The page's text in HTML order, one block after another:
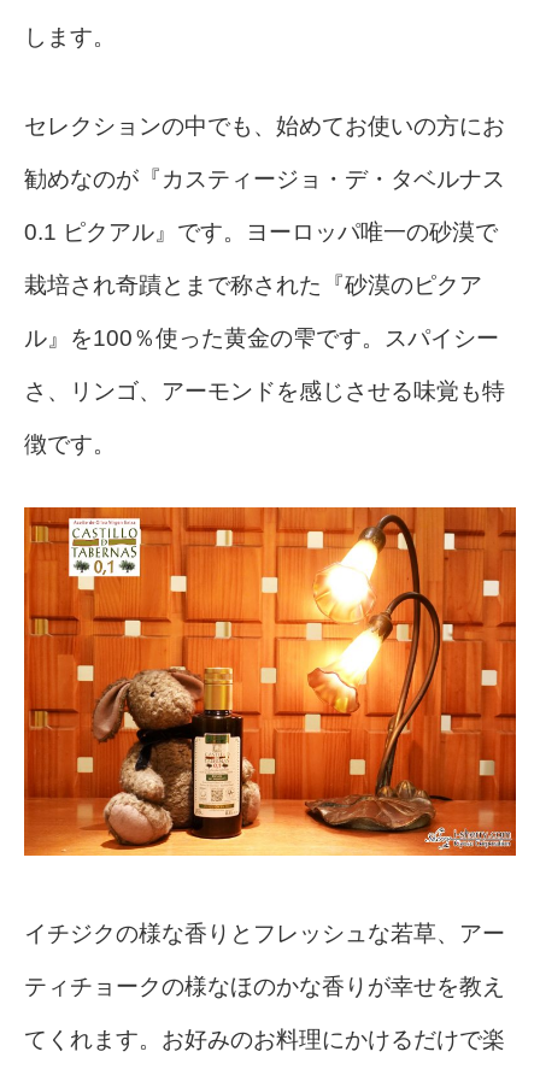
します。
セレクションの中でも、始めてお使いの方にお
勧めなのが『カスティージョ・デ・タベルナス
0.1 ピクアル』です。ヨーロッパ唯一の砂漠で
栽培され奇蹟とまで称された『砂漠のピクア
ル』を100％使った黄金の雫です。スパイシー
さ、リンゴ、アーモンドを感じさせる味覚も特
徴です。
イチジクの様な香りとフレッシュな若草、アー
ティチョークの様なほのかな香りが幸せを教え
てくれます。お好みのお料理にかけるだけで楽